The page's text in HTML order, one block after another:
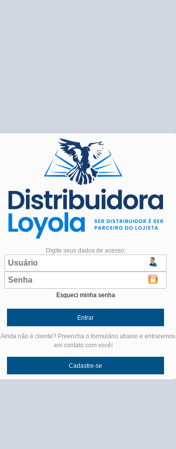
Digite seus dados de acesso:
Esqueci minha senha
Ainda não é cliente? Preencha o formulário abaixo e entraremos
em contato com você!